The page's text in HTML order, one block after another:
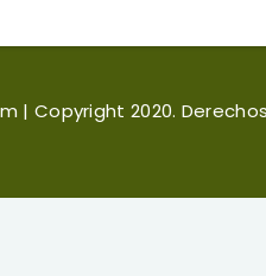
| Copyright 2020.